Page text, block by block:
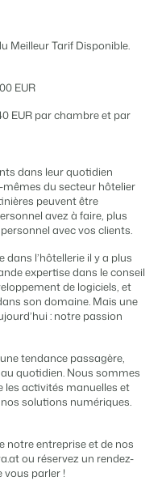
la plateforme Booking
Experts pour un parc
Meilleur Tarif Disponible.
EUR
EUR par chambre et par
dans leur quotidien
du secteur hôtelier
peuvent être
avez à faire, plus
avec vos clients.
l’hôtellerie il y a plus
expertise dans le conseil
de logiciels, et
son domaine. Mais une
: notre passion
tendance passagère,
quotidien. Nous sommes
les activités manuelles et
solutions numériques.
notre entreprise et de nos
ou réservez un rendez-
vous parler !